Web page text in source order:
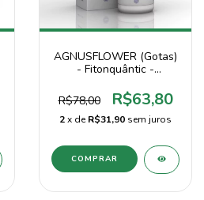
AGNUSFLOWER (Gotas)
- Fitonquântic -
R$78,00
R$63,80
2x deR$31,90 sem juros